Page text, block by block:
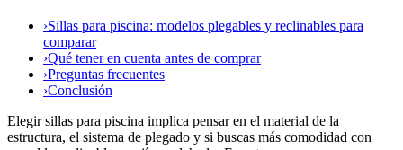
›Sillas para piscina: modelos plegables y reclinables para
comparar
›Qué tener en cuenta antes de comprar
›Preguntas frecuentes
›Conclusión
Elegir sillas para piscina implica pensar en el material de la
estructura, el sistema de plegado y si buscas más comodidad con